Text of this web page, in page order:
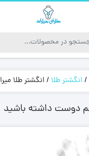
/ انگشتر طلا/ انگشتر طلا میرا
هم دوست داشته باشید